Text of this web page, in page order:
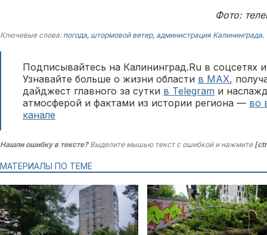
Фото:
Ключевые слова: погода, штормовой ветер, администрация Калининграда.
Подписывайтесь на Калининград.Ru в соцсетях
Узнавайте больше о жизни области в MAX,
дайджест главного за сутки в Telegram и
атмосферой и фактами из истории региона — во
канале
Нашли ошибку в тексте?Выделите мышью текст с ошибкой и нажмите
МАТЕРИАЛЫ ПО ТЕМЕ